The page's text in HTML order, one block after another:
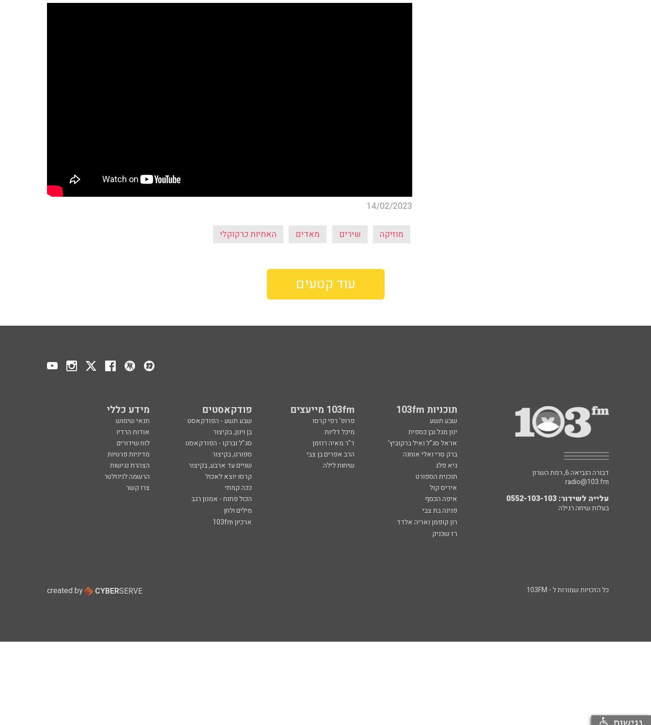
14/02/2023
מוזיקה שירים מאדים האחיות כרקוקלי
עוד קטעים
תוכניות 103fm 103fm מייעצים פודקאסטים מידע כללי
שבע תשע פרופ' רפי קרסו שבע תשע - הפודקאסט
תנאי שימוש
ינון מגל ובן כספית
מיכל דליות בן וינון, בקיצור
אודות הרדיו
אראל סג"ל ואיל ברקוביץ'
ד"ר מאיה רוזמן סג"ל וברקו - הפודקאסט
לוח שידורים
ברק סרי ואלי אוחנה
הרב אפרים בן צבי ספורט, בקיצור
מדיניות פרטיות
גיא פלג
שיחות לילה שניים עד ארבע, בקיצור
הצהרת נגישות
תוכנית הספורט
קרסו יוצא לאכול
הרשמה לניוזלטר
איריס קול
ככה קמתי
צרו קשר
איפה הכסף
הכול פתוח - אמנון רגב
פנינה בת צבי
מילים ולחן
רון קופמן ואריה אלדד
ארכיון 103fm
רז שכניק
דבורה הנביאה 6, רמת השרון
radio@103.fm
עלייה לשידור: 0552-103-103
בעלות שיחה רגילה
כל הזכויות שמורות ל - 103FM created by CYBERSERVE